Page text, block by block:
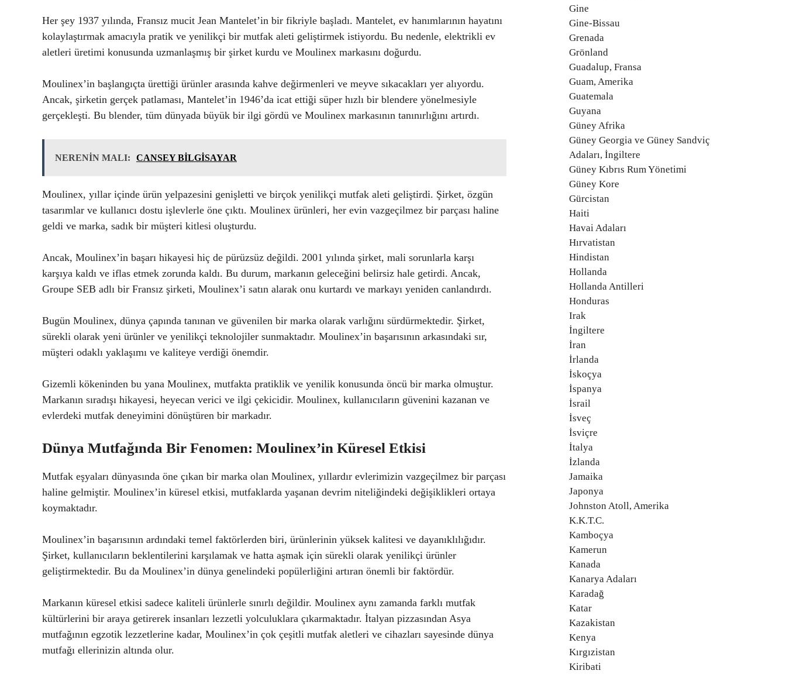
Her şey 1937 yılında, Fransız mucit Jean Mantelet’in bir fikriyle başladı. Mantelet, ev hanımlarının hayatını
kolaylaştırmak amacıyla pratik ve yenilikçi bir mutfak aleti geliştirmek istiyordu. Bu nedenle, elektrikli ev
aletleri üretimi konusunda uzmanlaşmış bir şirket kurdu ve Moulinex markasını doğurdu.
Moulinex’in başlangıçta ürettiği ürünler arasında kahve değirmenleri ve meyve sıkacakları yer alıyordu.
Ancak, şirketin gerçek patlaması, Mantelet’in 1946’da icat ettiği süper hızlı bir blendere yönelmesiyle
gerçekleşti. Bu blender, tüm dünyada büyük bir ilgi gördü ve Moulinex markasının tanınırlığını artırdı.
NERENİN MALI: CANSEY BİLGİSAYAR
Moulinex, yıllar içinde ürün yelpazesini genişletti ve birçok yenilikçi mutfak aleti geliştirdi. Şirket, özgün
tasarımlar ve kullanıcı dostu işlevlerle öne çıktı. Moulinex ürünleri, her evin vazgeçilmez bir parçası haline
geldi ve marka, sadık bir müşteri kitlesi oluşturdu.
Ancak, Moulinex’in başarı hikayesi hiç de pürüzsüz değildi. 2001 yılında şirket, mali sorunlarla karşı
karşıya kaldı ve iflas etmek zorunda kaldı. Bu durum, markanın geleceğini belirsiz hale getirdi. Ancak,
Groupe SEB adlı bir Fransız şirketi, Moulinex’i satın alarak onu kurtardı ve markayı yeniden canlandırdı.
Bugün Moulinex, dünya çapında tanınan ve güvenilen bir marka olarak varlığını sürdürmektedir. Şirket,
sürekli olarak yeni ürünler ve yenilikçi teknolojiler sunmaktadır. Moulinex’in başarısının arkasındaki sır,
müşteri odaklı yaklaşımı ve kaliteye verdiği önemdir.
Gizemli kökeninden bu yana Moulinex, mutfakta pratiklik ve yenilik konusunda öncü bir marka olmuştur.
Markanın sıradışı hikayesi, heyecan verici ve ilgi çekicidir. Moulinex, kullanıcıların güvenini kazanan ve
evlerdeki mutfak deneyimini dönüştüren bir markadır.
Dünya Mutfağında Bir Fenomen: Moulinex’in Küresel Etkisi
Mutfak eşyaları dünyasında öne çıkan bir marka olan Moulinex, yıllardır evlerimizin vazgeçilmez bir parçası
haline gelmiştir. Moulinex’in küresel etkisi, mutfaklarda yaşanan devrim niteliğindeki değişiklikleri ortaya
koymaktadır.
Moulinex’in başarısının ardındaki temel faktörlerden biri, ürünlerinin yüksek kalitesi ve dayanıklılığıdır.
Şirket, kullanıcıların beklentilerini karşılamak ve hatta aşmak için sürekli olarak yenilikçi ürünler
geliştirmektedir. Bu da Moulinex’in dünya genelindeki popülerliğini artıran önemli bir faktördür.
Markanın küresel etkisi sadece kaliteli ürünlerle sınırlı değildir. Moulinex aynı zamanda farklı mutfak
kültürlerini bir araya getirerek insanları lezzetli yolculuklara çıkarmaktadır. İtalyan pizzasından Asya
mutfağının egzotik lezzetlerine kadar, Moulinex’in çok çeşitli mutfak aletleri ve cihazları sayesinde dünya
mutfağı ellerinizin altında olur.
Gine
Gine-Bissau
Grenada
Grönland
Guadalup, Fransa
Guam, Amerika
Guatemala
Guyana
Güney Afrika
Güney Georgia ve Güney Sandviç
Adaları, İngiltere
Güney Kıbrıs Rum Yönetimi
Güney Kore
Gürcistan
Haiti
Havai Adaları
Hırvatistan
Hindistan
Hollanda
Hollanda Antilleri
Honduras
Irak
İngiltere
İran
İrlanda
İskoçya
İspanya
İsrail
İsveç
İsviçre
İtalya
İzlanda
Jamaika
Japonya
Johnston Atoll, Amerika
K.K.T.C.
Kamboçya
Kamerun
Kanada
Kanarya Adaları
Karadağ
Katar
Kazakistan
Kenya
Kırgızistan
Kiribati